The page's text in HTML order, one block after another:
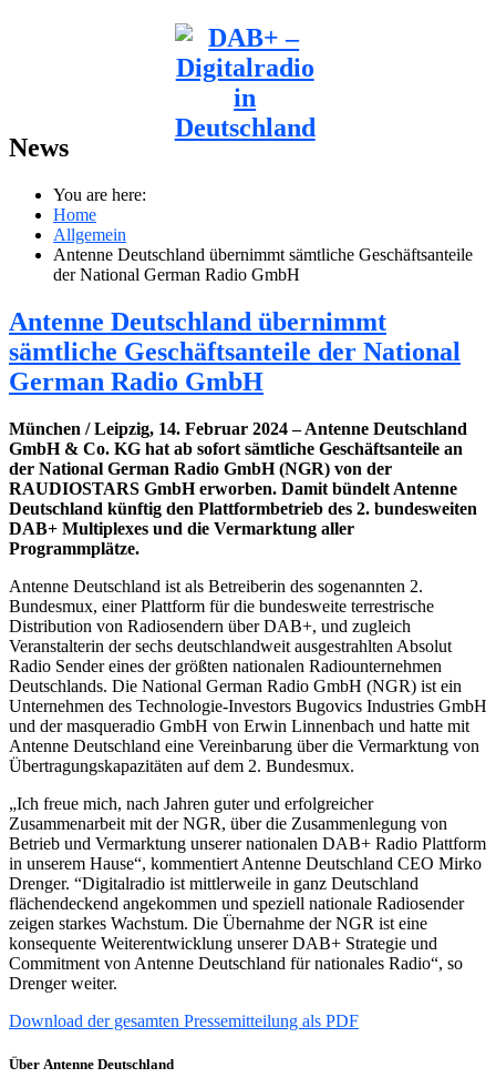
News
You are here:
Home
Allgemein
Antenne Deutschland übernimmt sämtliche Geschäftsanteile
der National German Radio GmbH
Antenne Deutschland übernimmt
sämtliche Geschäftsanteile der National
German Radio GmbH
München / Leipzig, 14. Februar 2024 – Antenne Deutschland
GmbH & Co. KG hat ab sofort sämtliche Geschäftsanteile an
der National German Radio GmbH (NGR) von der
RAUDIOSTARS GmbH erworben. Damit bündelt Antenne
Deutschland künftig den Plattformbetrieb des 2. bundesweiten
DAB+ Multiplexes und die Vermarktung aller
Programmplätze.
Antenne Deutschland ist als Betreiberin des sogenannten 2.
Bundesmux, einer Plattform für die bundesweite terrestrische
Distribution von Radiosendern über DAB+, und zugleich
Veranstalterin der sechs deutschlandweit ausgestrahlten Absolut
Radio Sender eines der größten nationalen Radiounternehmen
Deutschlands. Die National German Radio GmbH (NGR) ist ein
Unternehmen des Technologie-Investors Bugovics Industries GmbH
und der masqueradio GmbH von Erwin Linnenbach und hatte mit
Antenne Deutschland eine Vereinbarung über die Vermarktung von
Übertragungskapazitäten auf dem 2. Bundesmux.
„Ich freue mich, nach Jahren guter und erfolgreicher
Zusammenarbeit mit der NGR, über die Zusammenlegung von
Betrieb und Vermarktung unserer nationalen DAB+ Radio Plattform
in unserem Hause“, kommentiert Antenne Deutschland CEO Mirko
Drenger. “Digitalradio ist mittlerweile in ganz Deutschland
flächendeckend angekommen und speziell nationale Radiosender
zeigen starkes Wachstum. Die Übernahme der NGR ist eine
konsequente Weiterentwicklung unserer DAB+ Strategie und
Commitment von Antenne Deutschland für nationales Radio“, so
Drenger weiter.
Download der gesamten Pressemitteilung als PDF
Über Antenne Deutschland